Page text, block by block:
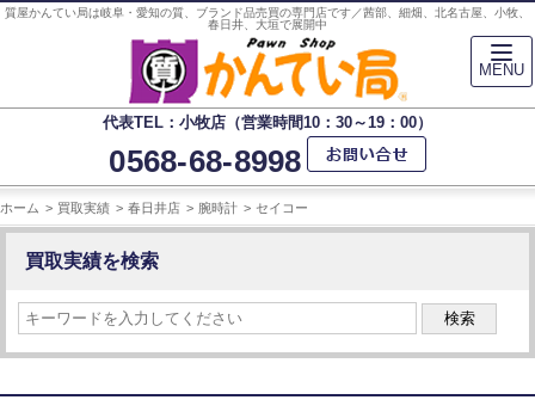
質屋かんてい局は岐阜・愛知の質、ブランド品売買の専門店です／茜部、細畑、北名古屋、小牧、
春日井、大垣で展開中
代表TEL：小牧店（営業時間10：30～19：00）
0568-68-8998
ホーム 買取実績 春日井店 腕時計 セイコー
買取実績を検索
検索
MENU